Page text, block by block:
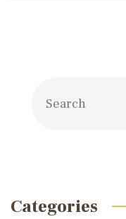
Categories